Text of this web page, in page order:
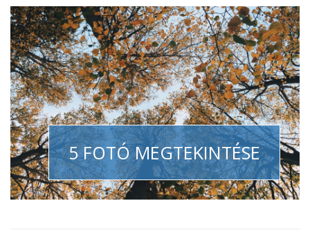
5 FOTÓ MEGTEKINTÉSE